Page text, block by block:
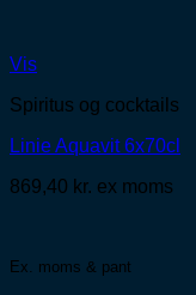
Vis
Spiritus og cocktails
Linie Aquavit 6x70cl
869,40 kr. ex moms
Ex. moms & pant